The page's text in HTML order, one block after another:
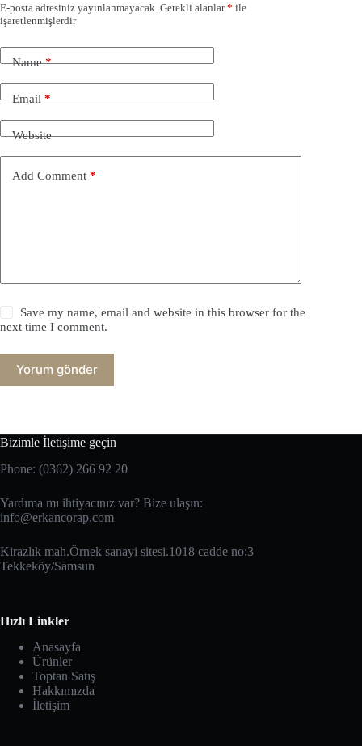
E-posta adresiniz yayınlanmayacak. Gerekli alanlar* ile
işaretlenmişlerdir
Name*
Email*
Website
Add Comment *
Save my name, email and website in this browser for the
next time I comment.
Yorum gönder
Bizimle İletişime geçin
Phone: (0362) 266 92 20
Yardıma mı ihtiyacınız var? Bize ulaşın:
info@erkancorap.com
Kirazlık mah.Örnek sanayi sitesi.1018 cadde no:3
Tekkeköy/Samsun
Hızlı Linkler
Anasayfa
Ürünler
Toptan Satış
Hakkımızda
İletişim